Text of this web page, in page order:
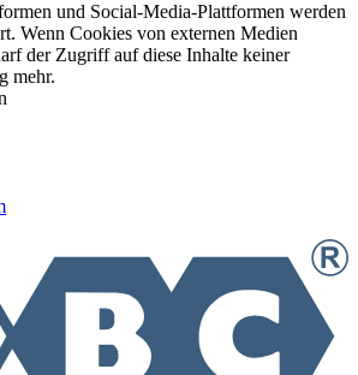
und Social-Media-Plattformen werden
Wenn Cookies von externen Medien
der Zugriff auf diese Inhalte keiner
mehr.